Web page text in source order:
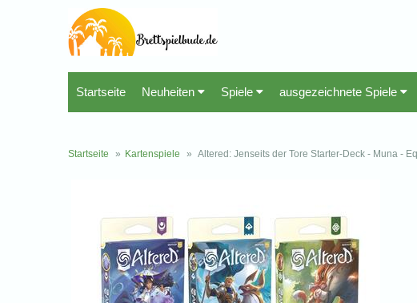
Startseite Neuheiten Spiele ausgezeichnete Spiele
Startseite » Kartenspiele » Altered: Jenseits der Tore Starter-Deck - Muna -